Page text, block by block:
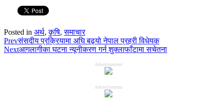
Posted in अर्थ,कृषि,समाचार
Prevसंसदीय प्रक्रियामा अघि बढ्यो नेपाल प्रहरी विधेयक
Nextआगलागीका घटना न्यूनीकरण गर्न शुक्लाफाँटामा सचेतना
Advertisement
Advertisement